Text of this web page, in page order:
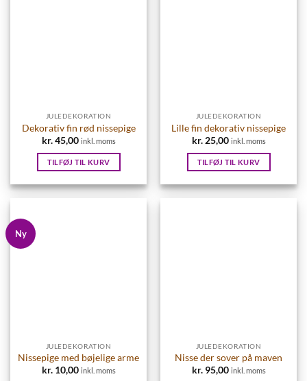
JULEDEKORATION
Dekorativ fin rød nissepige
kr.45,00 inkl. moms
TILFØJ TIL KURV
JULEDEKORATION
Lille fin dekorativ nissepige
kr.25,00 inkl. moms
TILFØJ TIL KURV
Ny
JULEDEKORATION
Nissepige med bøjelige arme
kr.10,00 inkl. moms
JULEDEKORATION
Nisse der sover på maven
kr.95,00 inkl. moms